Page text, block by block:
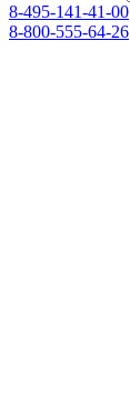
8-495-141-41-00
8-800-555-64-26